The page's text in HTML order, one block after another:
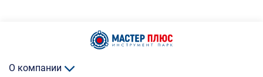
О компании